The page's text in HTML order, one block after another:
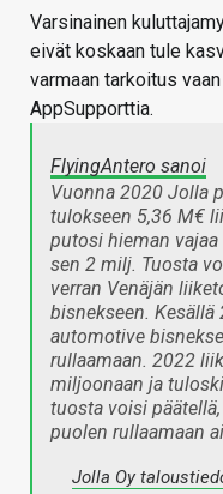
Varsinainen
eivät koskaan tule
varmaan tarkoitus
AppSupporttia.
FlyingAntero sanoi
Vuonna 2020 Jolla
tulokseen 5,36 M€
putosi hieman
sen 2 milj. Tuosta
verran Venäjän
bisnekseen.
automotive
rullaamaan. 2022
miljoonaan ja
tuosta voisi
puolen rullaamaan
Jolla Oy